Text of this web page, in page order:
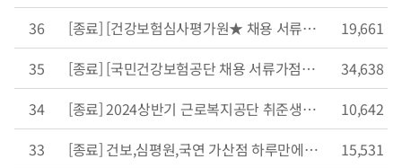
36
[종료] [건강보험심사평가원★ 채용 서류가점] 직업교육 50% 할인쿠폰 받고 합격 확률 UP
19,661
35
[종료] [국민건강보험공단 채용 서류가점] 직업교육 50% 할인쿠폰 받고 합격 확률 UP!!!!
34,638
34
[종료] 2024상반기 근로복지공단 취준생을 위한 직업교육 50% 할인!
10,642
33
[종료] 건보,심평원,국연 가산점 하루만에 채우는 법! (NCS 수료증 바로 발급)
15,531